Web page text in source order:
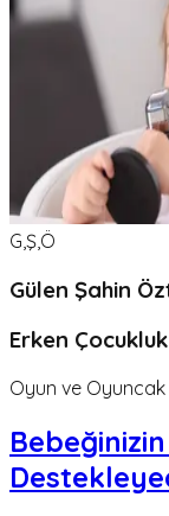
G,Ş,Ö
Gülen Şahin
Erken
Oyun ve Oyuncak